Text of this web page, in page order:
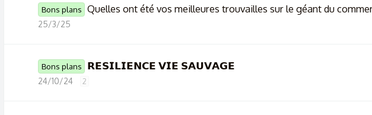
Bons plans Quelles ont été vos meilleures trouvailles sur le géant du
25/3/25
Bons plans 𝗥𝗘𝗦𝗜𝗟𝗜𝗘𝗡𝗖𝗘 𝗩𝗜𝗘 𝗦𝗔𝗨𝗩𝗔𝗚𝗘
24/10/24 2